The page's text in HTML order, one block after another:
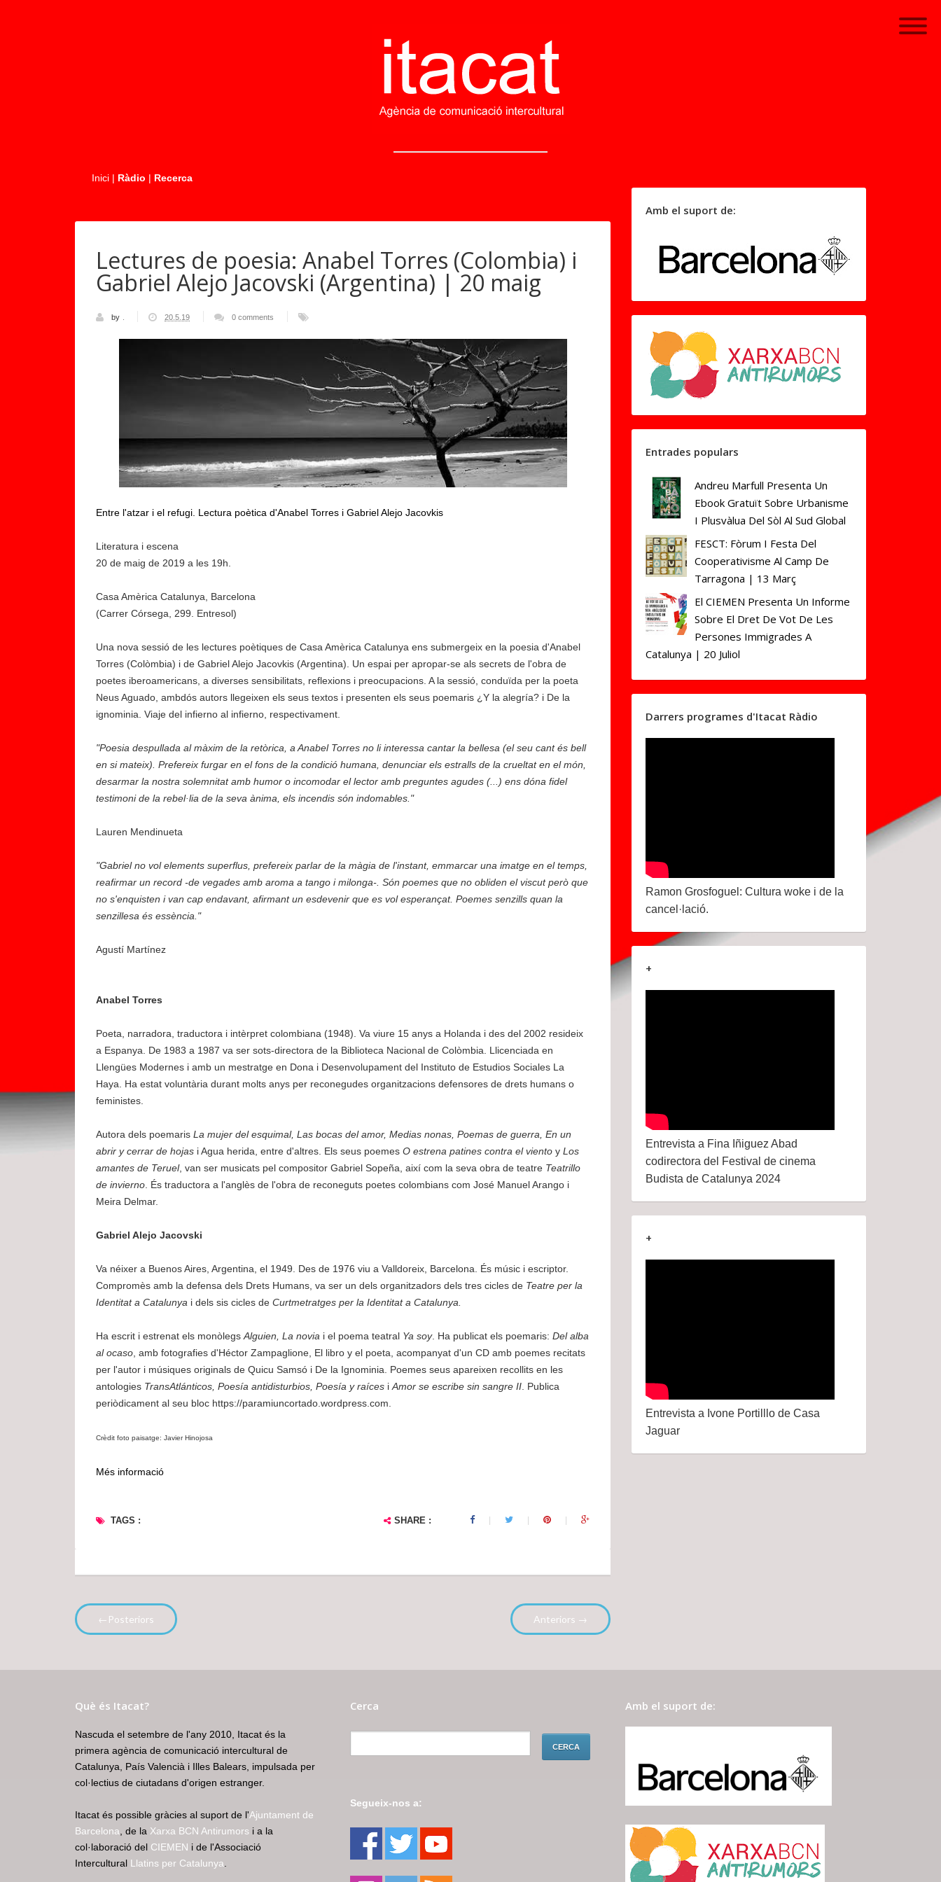
Inici | Ràdio | Recerca
Lectures de poesia: Anabel Torres (Colombia) i
Gabriel Alejo Jacovski (Argentina) | 20 maig
by 20.5.19 0 comments
Entre l'atzar i el refugi. Lectura poètica d'Anabel Torres i Gabriel Alejo Jacovkis
Literatura i escena
20 de maig de 2019 a les 19h.
Casa Amèrica Catalunya, Barcelona
(Carrer Córsega, 299. Entresol)
Una nova sessió de les lectures poètiques de Casa Amèrica Catalunya ens submergeix en la poesia d'Anabel
Torres (Colòmbia) i de Gabriel Alejo Jacovkis (Argentina). Un espai per apropar-se als secrets de l'obra de
poetes iberoamericans, a diverses sensibilitats, reflexions i preocupacions. A la sessió, conduïda per la poeta
Neus Aguado, ambdós autors llegeixen els seus textos i presenten els seus poemaris ¿Y la alegría? i De la
ignominia. Viaje del infierno al infierno, respectivament.
"Poesia despullada al màxim de la retòrica, a Anabel Torres no li interessa cantar la bellesa (el seu cant és bell
en si mateix). Prefereix furgar en el fons de la condició humana, denunciar els estralls de la crueltat en el món,
desarmar la nostra solemnitat amb humor o incomodar el lector amb preguntes agudes (...) ens dóna fidel
testimoni de la rebel·lia de la seva ànima, els incendis són indomables."
Lauren Mendinueta
"Gabriel no vol elements superflus, prefereix parlar de la màgia de l'instant, emmarcar una imatge en el temps,
reafirmar un record -de vegades amb aroma a tango i milonga-. Són poemes que no obliden el viscut però que
no s'enquisten i van cap endavant, afirmant un esdevenir que es vol esperançat. Poemes senzills quan la
senzillesa és essència."
Agustí Martínez
Anabel Torres
Poeta, narradora, traductora i intèrpret colombiana (1948). Va viure 15 anys a Holanda i des del 2002 resideix
a Espanya. De 1983 a 1987 va ser sots-directora de la Biblioteca Nacional de Colòmbia. Llicenciada en
Llengües Modernes i amb un mestratge en Dona i Desenvolupament del Instituto de Estudios Sociales La
Haya. Ha estat voluntària durant molts anys per reconegudes organitzacions defensores de drets humans o
feministes.
Autora dels poemaris La mujer del esquimal, Las bocas del amor, Medias nonas, Poemas de guerra, En un
abrir y cerrar de hojas i Agua herida, entre d'altres. Els seus poemes O estrena patines contra el viento y Los
amantes de Teruel, van ser musicats pel compositor Gabriel Sopeña, així com la seva obra de teatre Teatrillo
de invierno . És traductora a l'anglès de l'obra de reconeguts poetes colombians com José Manuel Arango i
Meira Delmar.
Gabriel Alejo Jacovski
Va néixer a Buenos Aires, Argentina, el 1949. Des de 1976 viu a Valldoreix, Barcelona. És músic i escriptor.
Compromès amb la defensa dels Drets Humans, va ser un dels organitzadors dels tres cicles de Teatre per la
Identitat a Catalunya i dels sis cicles de Curtmetratges per la Identitat a Catalunya.
Ha escrit i estrenat els monòlegs Alguien, La novia i el poema teatral Ya soy. Ha publicat els poemaris: Del alba
al ocaso , amb fotografies d'Héctor Zampaglione, El libro y el poeta, acompanyat d'un CD amb poemes recitats
per l'autor i músiques originals de Quicu Samsó i De la Ignominia. Poemes seus apareixen recollits en les
antologies TransAtlánticos, Poesía antidisturbios, Poesía y raíces i Amor se escribe sin sangre II . Publica
periòdicament al seu bloc https://paramiuncortado.wordpress.com.
Crèdit foto paisatge: Javier Hinojosa
Més informació
TAGS : SHARE :
←Posteriors Anteriors →
Amb el suport de:
Entrades populars
Andreu Marfull Presenta Un
Ebook Gratuït Sobre Urbanisme
I Plusvàlua Del Sòl Al Sud Global
FESCT: Fòrum I Festa Del
Cooperativisme Al Camp De
Tarragona | 13 Març
El CIEMEN Presenta Un Informe
Sobre El Dret De Vot De Les
Persones Immigrades A
Catalunya | 20 Juliol
Darrers programes d'Itacat Ràdio
Ramon Grosfoguel: Cultura woke i de la
cancel·lació.
+
Entrevista a Fina Iñiguez Abad
codirectora del Festival de cinema
Budista de Catalunya 2024
+
Entrevista a Ivone Portilllo de Casa
Jaguar
Què és Itacat?
Nascuda el setembre de l'any 2010, Itacat és la
primera agència de comunicació intercultural de
Catalunya, País Valencià i Illes Balears, impulsada per
col·lectius de ciutadans d'origen estranger.
Itacat és possible gràcies al suport de l'Ajuntament de
Barcelona , de la Xarxa BCN Antirumors i a la
col·laboració del CIEMEN i de l'Associació
Intercultural Llatins per Catalunya
Cerca
Segueix-nos a:
Amb el suport de: